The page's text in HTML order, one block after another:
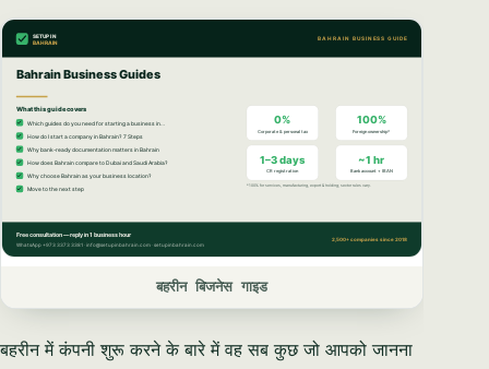
बहरीन बिजनेस गाइड
बहरीन में कंपनी शुरू करने के बारे में वह सब कुछ जो आपको जानना